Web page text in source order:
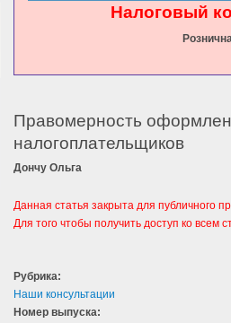
Налоговый
Правомерность
налогоплательщиков
Дончу Ольга
Данная статья закрыта для публичного
Для того чтобы получить доступ ко всем
Рубрика:
Наши консультации
Номер выпуска: